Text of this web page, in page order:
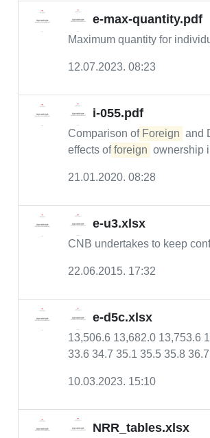
e-max-quantity.pdf
Maximum quantity for
12.07.2023. 08:23
i-055.pdf
Comparison of Foreign and
effects of foreign ownership
21.01.2020. 08:28
e-u3.xlsx
CNB undertakes to keep
22.06.2015. 17:32
e-d5c.xlsx
13,506.6 13,682.0 13,753.6
33.6 34.7 35.1 35.5 35.8
10.03.2023. 15:10
NRR_tables.xlsx